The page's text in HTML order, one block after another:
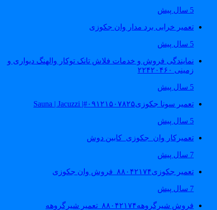
تعمیر خرابی برد مدار وان جکوزی
نمایندگی فروش و خدمات فلاش تانک توکار والهنگ دیواری و
زمینی ۲۲۴۲۰۴۶۰
تعمیر سونا جکوزی۰۹۱۲۱۵۰۷۸۲۵#| Sauna | Jacuzzi
تعمیرکار وان_جکوزی_کابین دوش
تعمیر جکوزی۸۸۰۴۲۱۷۴_فروش وان جکوزی
فروش شیرگروهه۸۸۰۴۲۱۷۴_تعمیر شیرگروهه